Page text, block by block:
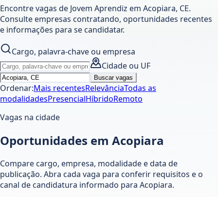
Encontre vagas de Jovem Aprendiz em Acopiara, CE.
Consulte empresas contratando, oportunidades recentes
e informações para se candidatar.
Cargo, palavra-chave ou empresa
Cidade ou UF
Buscar vagas
Ordenar:Mais recentesRelevânciaTodas as
modalidadesPresencialHíbridoRemoto
Vagas na cidade
Oportunidades em Acopiara
Compare cargo, empresa, modalidade e data de
publicação. Abra cada vaga para conferir requisitos e o
canal de candidatura informado para Acopiara.